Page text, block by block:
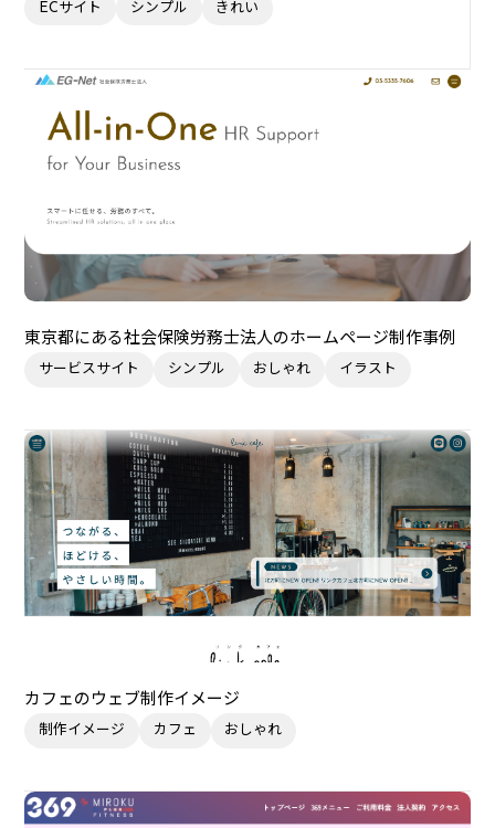
ECサイト シンプル きれい
東京都にある社会保険労務士法人のホームページ制作事例
サービスサイト シンプル おしゃれ イラスト
カフェのウェブ制作イメージ
制作イメージ カフェ おしゃれ